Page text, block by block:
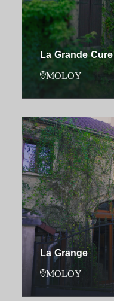
La Grande Cure
MOLOY
La Grange
MOLOY